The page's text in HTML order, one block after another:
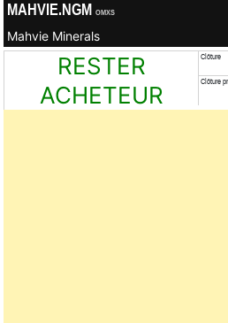
MAHVIE.NGM OMXS
Mahvie Minerals
RESTER
ACHETEUR
Clôture
Clôture